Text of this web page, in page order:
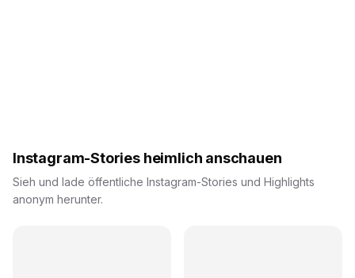
Instagram-Stories heimlich anschauen
Sieh und lade öffentliche Instagram-Stories und Highlights
anonym herunter.